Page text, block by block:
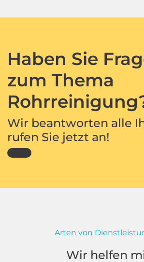
Haben Sie
zum Thema
Wir beantworten alle
rufen Sie jetzt an!
Arten von
Wir helfen